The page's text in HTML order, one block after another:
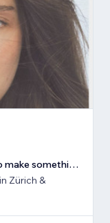
Hello Agency - now is the best time to make something new!
Zürich &